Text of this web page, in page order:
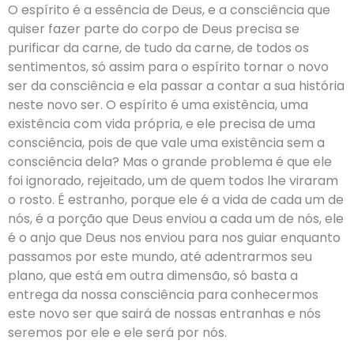
O espírito é a essência de Deus, e a consciência que
quiser fazer parte do corpo de Deus precisa se
purificar da carne, de tudo da carne, de todos os
sentimentos, só assim para o espírito tornar o novo
ser da consciência e ela passar a contar a sua história
neste novo ser. O espírito é uma existência, uma
existência com vida própria, e ele precisa de uma
consciência, pois de que vale uma existência sem a
consciência dela? Mas o grande problema é que ele
foi ignorado, rejeitado, um de quem todos lhe viraram
o rosto. É estranho, porque ele é a vida de cada um de
nós, é a porção que Deus enviou a cada um de nós, ele
é o anjo que Deus nos enviou para nos guiar enquanto
passamos por este mundo, até adentrarmos seu
plano, que está em outra dimensão, só basta a
entrega da nossa consciência para conhecermos
este novo ser que sairá de nossas entranhas e nós
seremos por ele e ele será por nós.